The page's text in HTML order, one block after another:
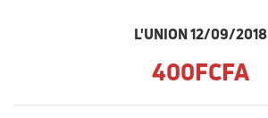
L'UNION 12/09/2018
400FCFA